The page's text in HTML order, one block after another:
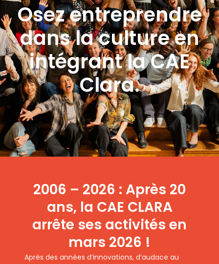
Osez entreprendre
dans la culture en
intégrant la CAE
Clara.
2006 – 2026 : Après 20
ans, la CAE CLARA
arrête ses activités en
mars 2026 !
Après des années d’innovations, d’audace au